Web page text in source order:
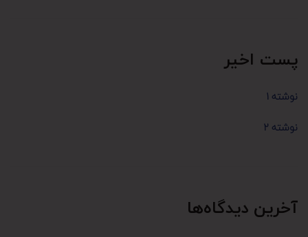
پست اخیر
نوشته 1
نوشته 2
آخرین دیدگاه‌ها